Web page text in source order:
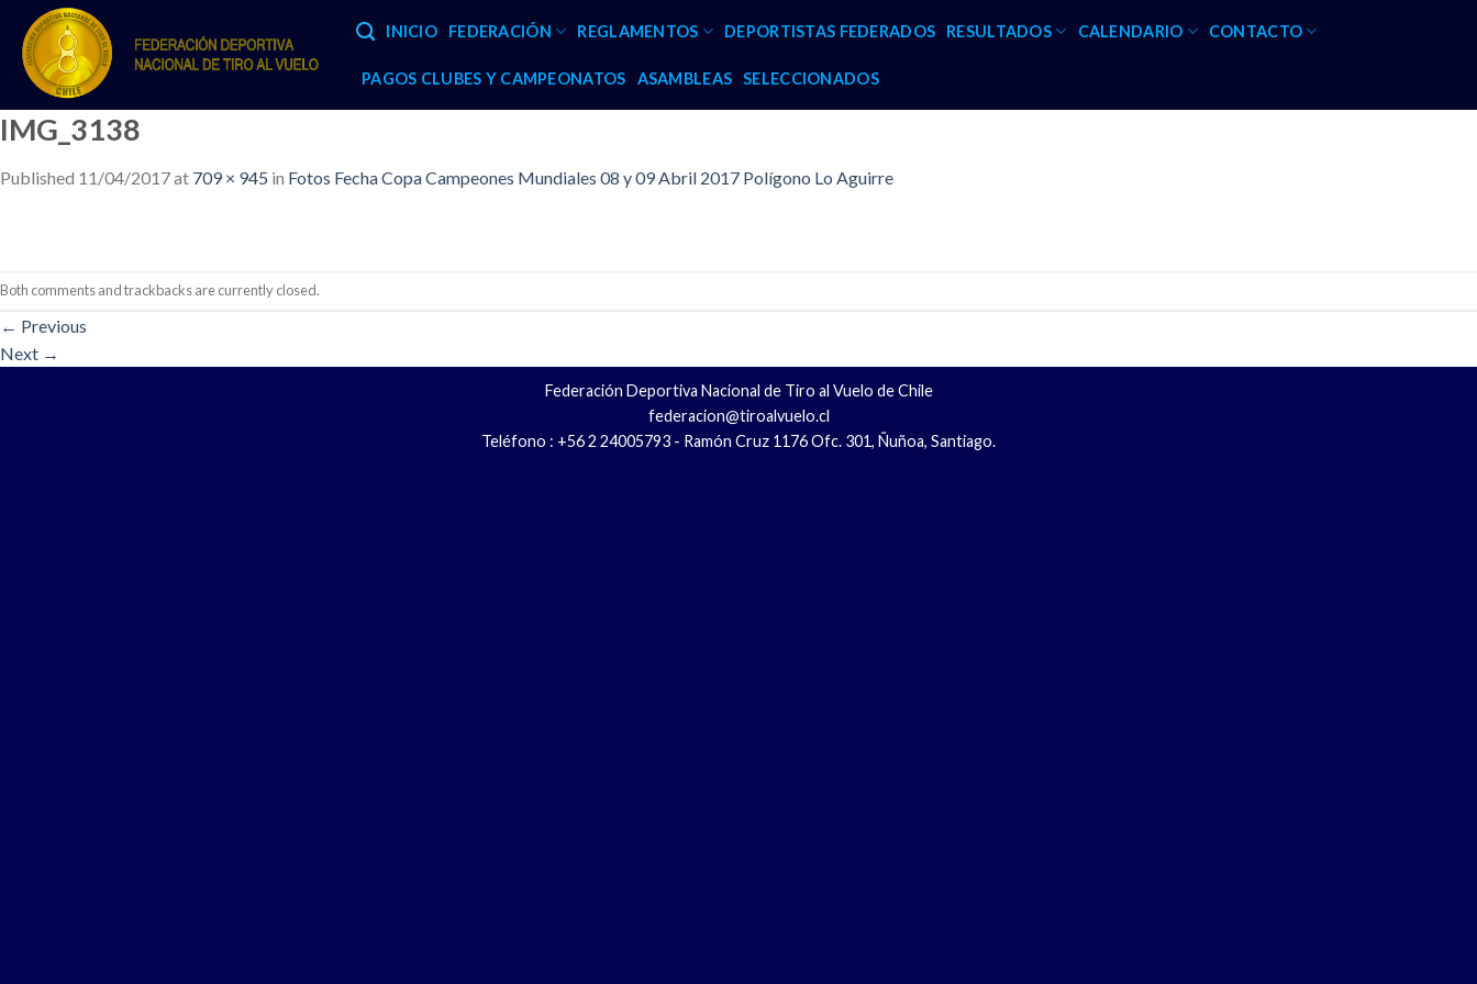
content
INICIO FEDERACIÓN REGLAMENTOS DEPORTISTAS FEDERADOS RESULTADOS CALENDARIO CONTACTO
PAGOS CLUBES Y CAMPEONATOS ASAMBLEAS SELECCIONADOS
IMG_3138
Published 11/04/2017at 709 × 945 in Fotos Fecha Copa Campeones Mundiales 08 y 09 Abril 2017 Polígono Lo Aguirre
Both comments and trackbacks are currently closed.
← Previous
Next →
Federación Deportiva Nacional de Tiro al Vuelo de Chile
federacion@tiroalvuelo.cl
Teléfono : +56 2 24005793 - Ramón Cruz 1176 Ofc. 301, Ñuñoa, Santiago.